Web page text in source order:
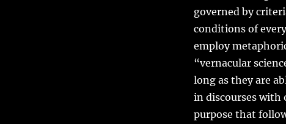
governed by
conditions of
employ
“vernacular
long as they are
in discourses with
purpose that
Representaciones